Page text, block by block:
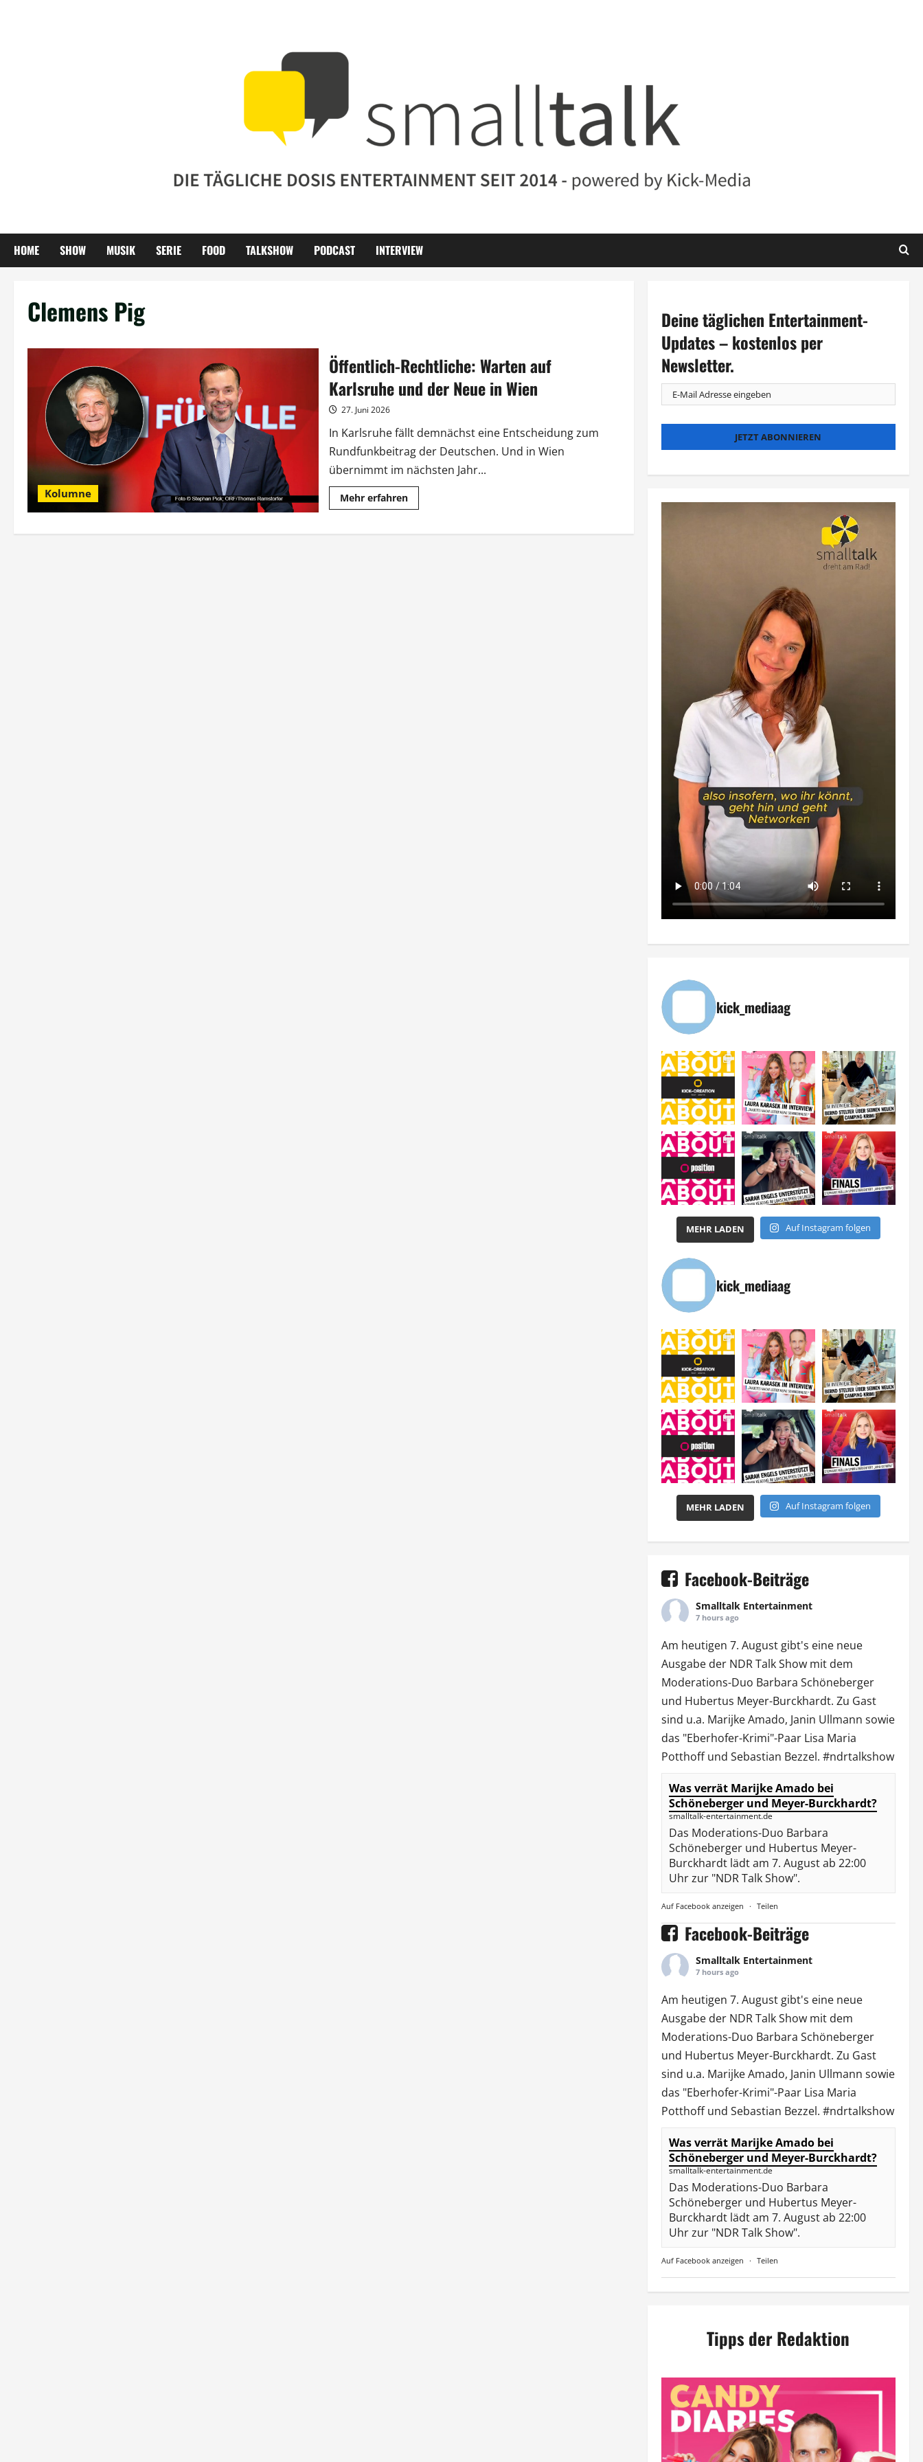
HOME SHOW MUSIK SERIE FOOD TALKSHOW PODCAST INTERVIEW
Clemens Pig
Kolumne
Öffentlich-Rechtliche: Warten auf
Karlsruhe und der Neue in Wien
27. Juni 2026
In Karlsruhe fällt demnächst eine Entscheidung zum
Rundfunkbeitrag der Deutschen. Und in Wien
übernimmt im nächsten Jahr...
Mehr erfahrenMehr
Informationen
Rechtliche:
Deine täglichen Entertainment-
Updates – kostenlos per
Newsletter.
kick_mediaag
MEHR LADEN Auf Instagram folgen
kick_mediaag
MEHR LADEN Auf Instagram folgen
Facebook-Beiträge
Smalltalk Entertainment
7 hours ago
Am heutigen 7. August gibt's eine neue
Ausgabe der NDR Talk Showmit dem
Moderations-Duo Barbara Schöneberger
und Hubertus Meyer-Burckhardt. Zu Gast
sind u.a. Marijke Amado, Janin Ullmann sowie
das "Eberhofer-Krimi"-Paar Lisa Maria
Potthoff und Sebastian Bezzel. #ndrtalkshow
Was verrät Marijke Amado bei
Schöneberger und Meyer-Burckhardt?
smalltalk-entertainment.de
Das Moderations-Duo Barbara
Schöneberger und Hubertus Meyer-
Burckhardt lädt am 7. August ab 22:00
Uhr zur "NDR Talk Show".
Auf Facebook anzeigen · Teilen
Facebook-Beiträge
Smalltalk Entertainment
7 hours ago
Am heutigen 7. August gibt's eine neue
Ausgabe der NDR Talk Showmit dem
Moderations-Duo Barbara Schöneberger
und Hubertus Meyer-Burckhardt. Zu Gast
sind u.a. Marijke Amado, Janin Ullmann sowie
das "Eberhofer-Krimi"-Paar Lisa Maria
Potthoff und Sebastian Bezzel. #ndrtalkshow
Was verrät Marijke Amado bei
Schöneberger und Meyer-Burckhardt?
smalltalk-entertainment.de
Das Moderations-Duo Barbara
Schöneberger und Hubertus Meyer-
Burckhardt lädt am 7. August ab 22:00
Uhr zur "NDR Talk Show".
Auf Facebook anzeigen · Teilen
Tipps der Redaktion